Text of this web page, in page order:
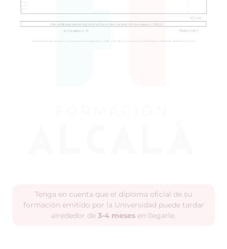
Tenga en cuenta que el diploma oficial de su
formación emitido por la Universidad puede tardar
alrededor de 3-4 meses en llegarle.